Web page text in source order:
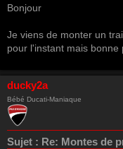
Bonjour
Je viens de monter un
pour l'instant mais bonne
ducky2a
Bébé Ducati-Maniaque
Sujet : Re: Montes de